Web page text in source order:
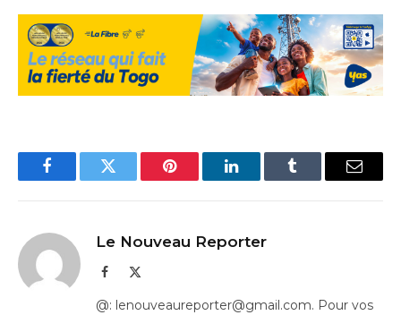
FacebookTwitter Pinterest LinkedInTumblr Email
Le Nouveau Reporter
Facebook
@: lenouveaureporter@gmail.com. Pour vos